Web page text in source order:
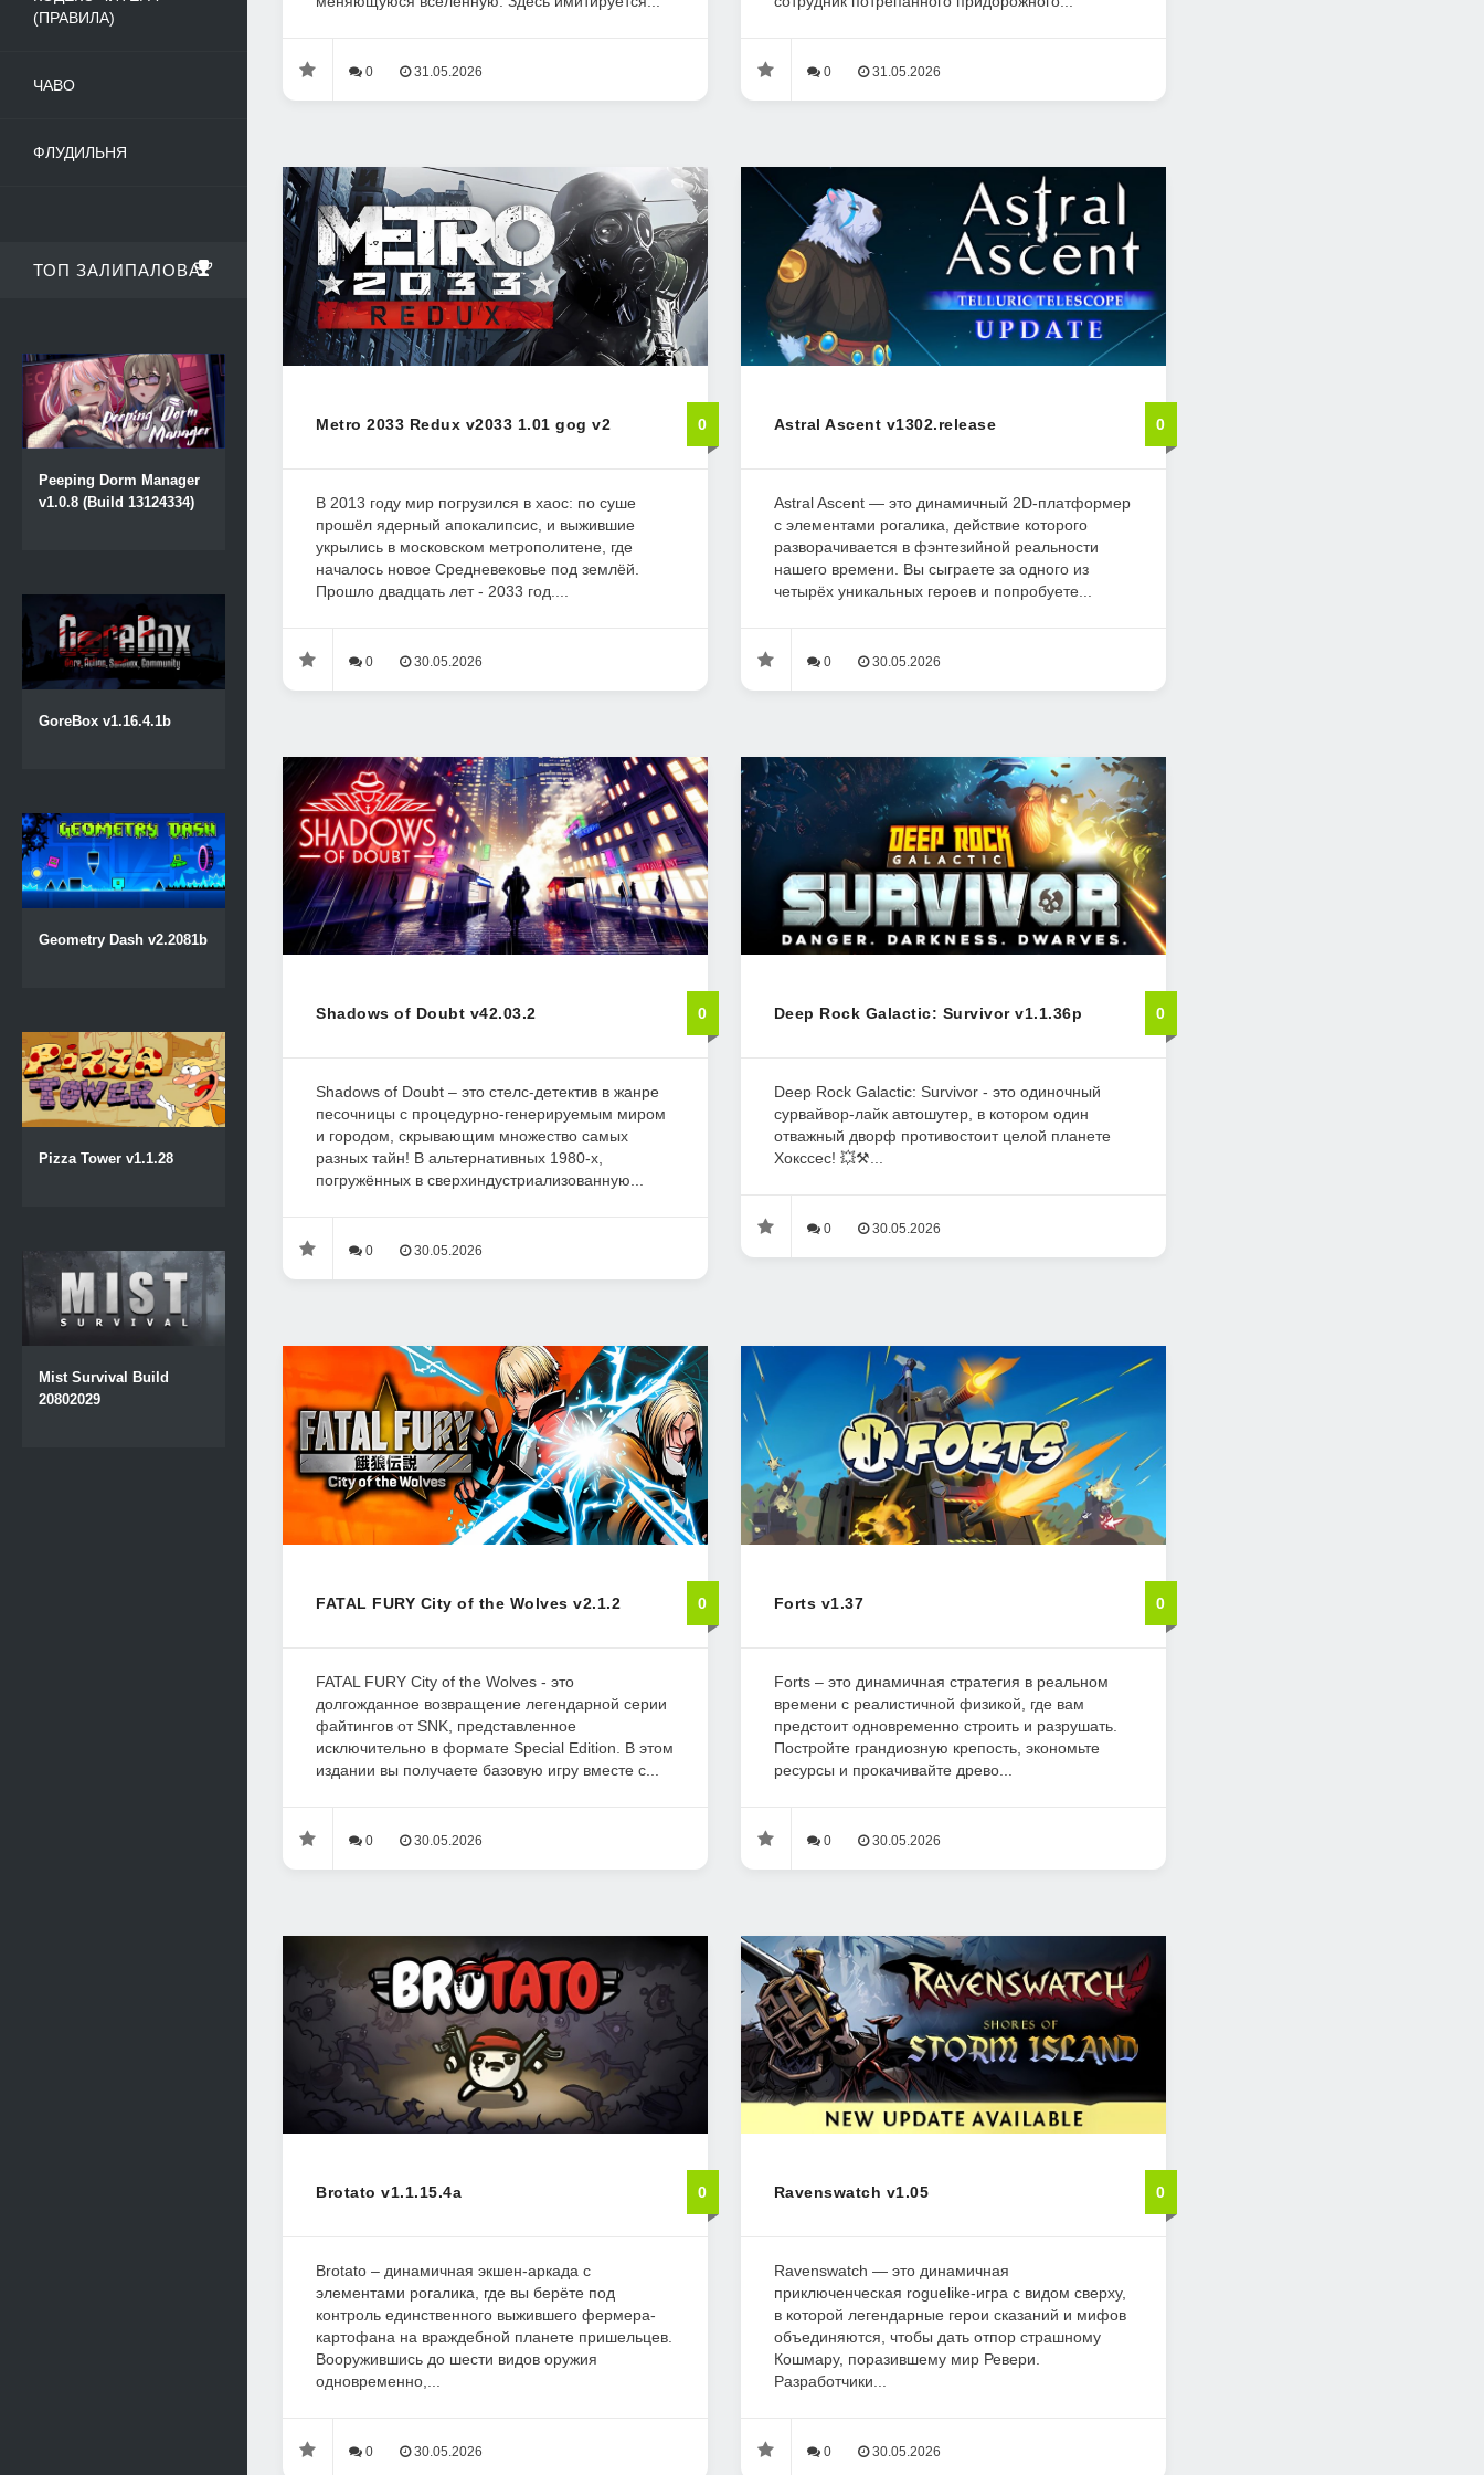
(ПРАВИЛА)
ЧАВО
ФЛУДИЛЬНЯ
ТОП ЗАЛИПАЛОВА
Peeping Dorm Manager
v1.0.8 (Build 13124334)
GoreBox v1.16.4.1b
Geometry Dash v2.2081b
Pizza Tower v1.1.28
Mist Survival Build
20802029
0 31.05.2026 0 31.05.2026
Metro 2033 Redux v2033 1.01 gog v2 0
В 2013 году мир погрузился в хаос: по суше
прошёл ядерный апокалипсис, и выжившие
укрылись в московском метрополитене, где
началось новое Средневековье под землёй.
Прошло двадцать лет - 2033 год....
0 30.05.2026
Astral Ascent v1302.release 0
Astral Ascent — это динамичный 2D-платформер
с элементами рогалика, действие которого
разворачивается в фэнтезийной реальности
нашего времени. Вы сыграете за одного из
четырёх уникальных героев и попробуете...
0 30.05.2026
Shadows of Doubt v42.03.2 0
Shadows of Doubt – это стелс-детектив в жанре
песочницы с процедурно-генерируемым миром
и городом, скрывающим множество самых
разных тайн! В альтернативных 1980-х,
погружённых в сверхиндустриализованную...
0 30.05.2026
Deep Rock Galactic: Survivor v1.1.36p 0
Deep Rock Galactic: Survivor - это одиночный
сурвайвор-лайк автошутер, в котором один
отважный дворф противостоит целой планете
Хокссес! 💥⚒️...
0 30.05.2026
FATAL FURY City of the Wolves v2.1.2 0
FATAL FURY City of the Wolves - это
долгожданное возвращение легендарной серии
файтингов от SNK, представленное
исключительно в формате Special Edition. В этом
издании вы получаете базовую игру вместе с...
0 30.05.2026
Forts v1.37 0
Forts – это динамичная стратегия в реальном
времени с реалистичной физикой, где вам
предстоит одновременно строить и разрушать.
Постройте грандиозную крепость, экономьте
ресурсы и прокачивайте древо...
0 30.05.2026
Brotato v1.1.15.4a 0
Brotato – динамичная экшен-аркада с
элементами рогалика, где вы берёте под
контроль единственного выжившего фермера-
картофана на враждебной планете пришельцев.
Вооружившись до шести видов оружия
одновременно,...
0 30.05.2026
Ravenswatch v1.05 0
Ravenswatch — это динамичная
приключенческая roguelike-игра с видом сверху,
в которой легендарные герои сказаний и мифов
объединяются, чтобы дать отпор страшному
Кошмару, поразившему мир Ревери.
Разработчики...
0 30.05.2026